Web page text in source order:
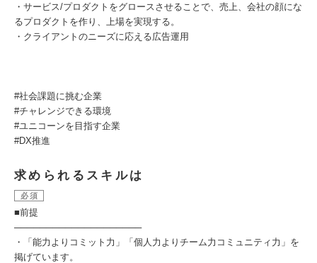
・サービス/プロダクトをグロースさせることで、売上、会社の顔にな
るプロダクトを作り、上場を実現する。
・クライアントのニーズに応える広告運用
#社会課題に挑む企業
#チャレンジできる環境
#ユニコーンを⽬指す企業
#DX推進
求められるスキルは
必須
■前提
────────────────────
・「能力よりコミット力」「個人力よりチーム力コミュニティ力」を
掲げています。